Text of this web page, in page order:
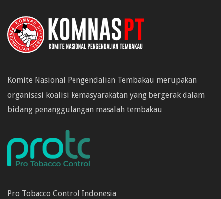
Komite Nasional Pengendalian Tembakau merupakan
organisasi koalisi kemasyarakatan yang bergerak dalam
bidang penanggulangan masalah tembakau
Pro Tobacco Control Indonesia